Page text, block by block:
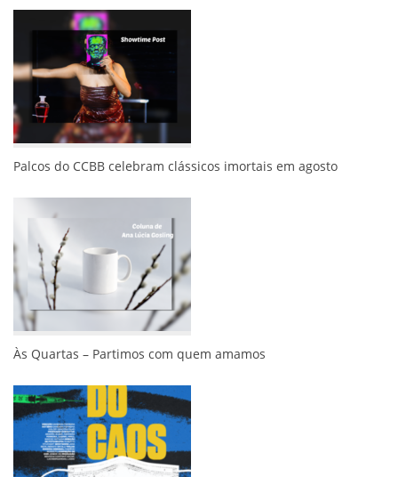
Palcos do CCBB celebram clássicos imortais em agosto
Às Quartas – Partimos com quem amamos